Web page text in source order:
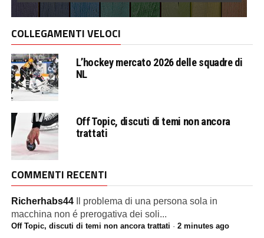
COLLEGAMENTI VELOCI
L’hockey mercato 2026 delle squadre di
NL
Off Topic, discuti di temi non ancora
trattati
COMMENTI RECENTI
Richerhabs44
Il problema di una persona sola in
macchina non é prerogativa dei soli...
Off Topic, discuti di temi non ancora trattati · 2 minutes ago